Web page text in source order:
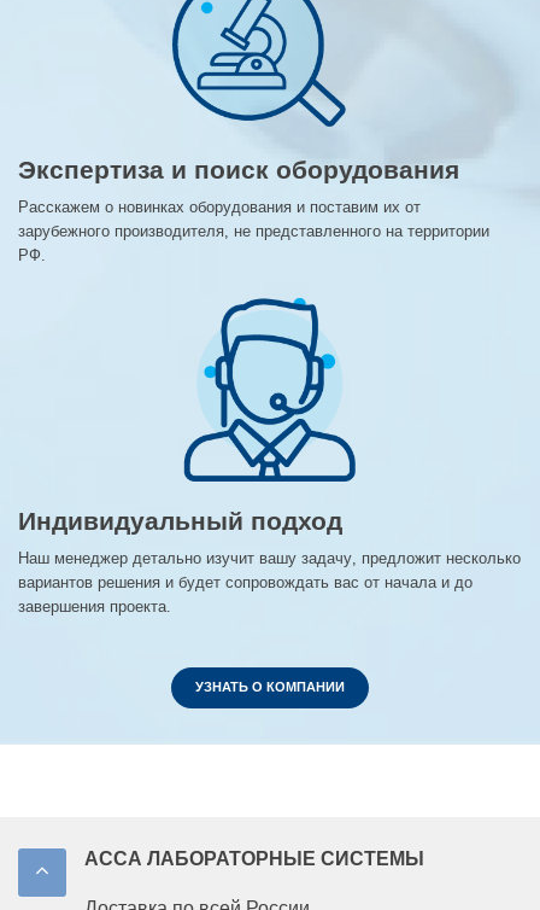
Экспертиза и поиск оборудования
Расскажем о новинках оборудования и поставим их от
зарубежного производителя, не представленного на территории
РФ.
Индивидуальный подход
Наш менеджер детально изучит вашу задачу, предложит несколько
вариантов решения и будет сопровождать вас от начала и до
завершения проекта.
УЗНАТЬ О КОМПАНИИ
АССА ЛАБОРАТОРНЫЕ СИСТЕМЫ